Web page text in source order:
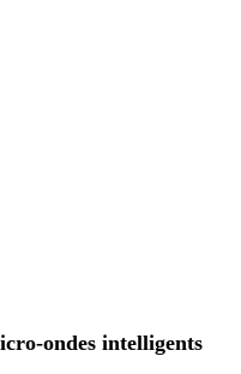
ondes intelligents